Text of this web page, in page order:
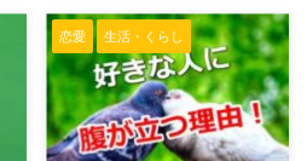
恋愛 生活・くらし